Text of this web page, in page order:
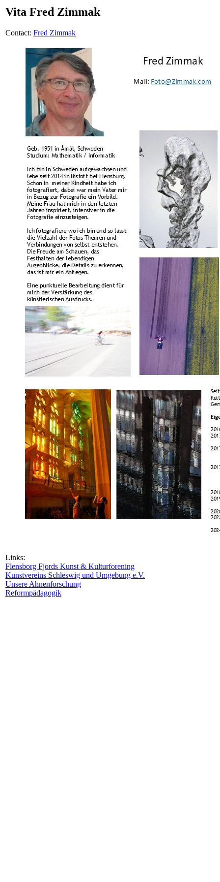
Vita Fred Zimmak
Contact: Fred Zimmak
Links:
Flensborg Fjords Kunst & Kulturforening
Kunstvereins Schleswig und Umgebung e.V.
Unsere Ahnenforschung
Reformpädagogik